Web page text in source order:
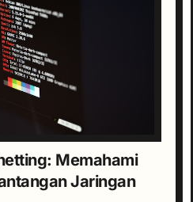
Memahami
Jaringan